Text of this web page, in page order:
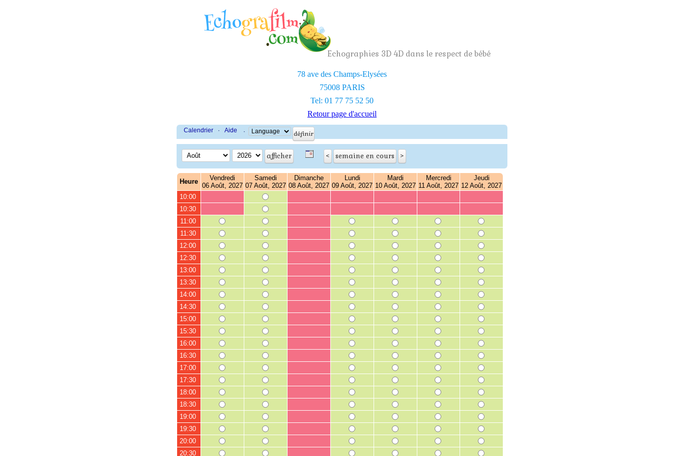
Echographies 3D 4D dans le respect de bébé
78 ave des Champs-Elysées
75008 PARIS
Tel: 01 77 75 52 50
Retour page d'accueil
Calendrier · Aide ·
Heure
Vendredi
06 Août, 2027
Samedi
07 Août, 2027
Dimanche
08 Août, 2027
Lundi
09 Août, 2027
Mardi
10 Août, 2027
Mercredi
11 Août, 2027
Jeudi
12 Août, 2027
10:00
10:30
11:00
11:30
12:00
12:30
13:00
13:30
14:00
14:30
15:00
15:30
16:00
16:30
17:00
17:30
18:00
18:30
19:00
19:30
20:00
20:30